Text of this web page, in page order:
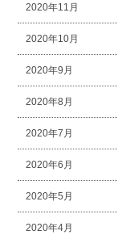
2020年11月
2020年10月
2020年9月
2020年8月
2020年7月
2020年6月
2020年5月
2020年4月